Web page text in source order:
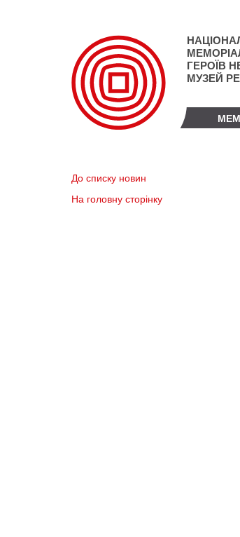
ГЕРОЇВ
МУЗЕЙ
До списку новин
На головну сторінку